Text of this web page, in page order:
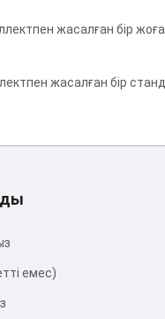
жасалған бір
жасалған бір
емес)